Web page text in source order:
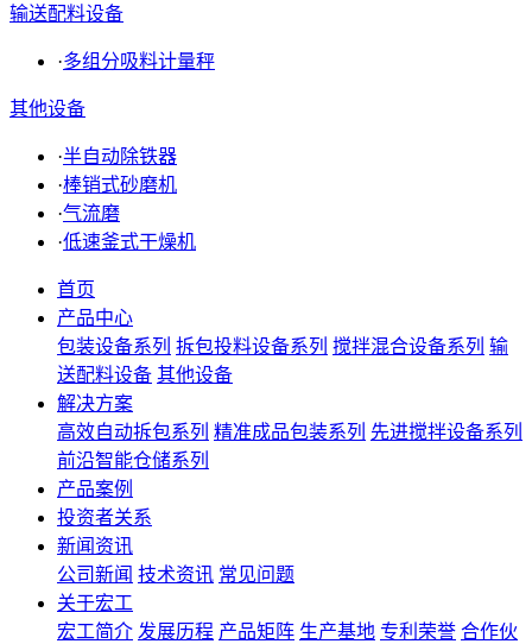
输送配料设备
·多组分吸料计量秤
其他设备
·半自动除铁器
·棒销式砂磨机
·气流磨
·低速釜式干燥机
首页
产品中心
包装设备系列 拆包投料设备系列 搅拌混合设备系列 输
送配料设备 其他设备
解决方案
高效自动拆包系列 精准成品包装系列 先进搅拌设备系列
前沿智能仓储系列
产品案例
投资者关系
新闻资讯
公司新闻 技术资讯 常见问题
关于宏工
宏工简介 发展历程 产品矩阵 生产基地 专利荣誉 合作伙